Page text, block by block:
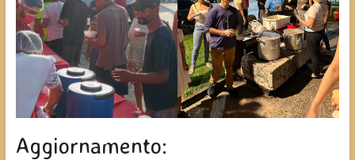
Aggiornamento: